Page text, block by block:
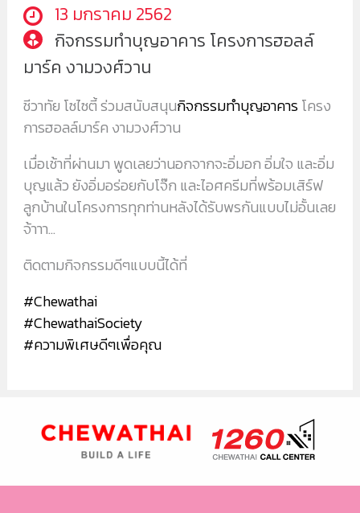
13 มกราคม 2562
กิจกรรมทำบุญอาคาร โครงการฮอลล์
มาร์ค งามวงศ์วาน
ชีวาทัย โซไซตี้ ร่วมสนับสนุนกิจกรรมทำบุญอาคารโครง
การฮอลล์มาร์ค งามวงศ์วาน
เมื่อเช้าที่ผ่านมา พูดเลยว่านอกจากจะอิ่มอก อิ่มใจ และอิ่ม
บุญแล้ว ยังอิ่มอร่อยกับโจ๊ก และไอศครีมที่พร้อมเสิร์ฟ
ลูกบ้านในโครงการทุกท่านหลังได้รับพรกันแบบไม่อั้นเลย
จ้าาา...
ติดตามกิจกรรมดีๆแบบนี้ได้ที่
#Chewathai
#ChewathaiSociety
#ความพิเศษดีๆเพื่อคุณ